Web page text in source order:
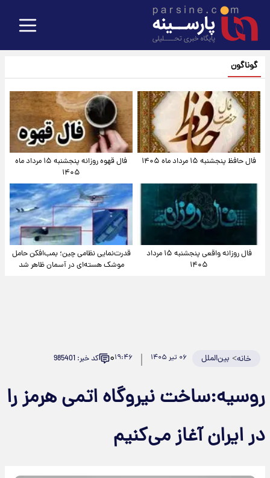
گوناگون
فال حافظ پنجشنبه ۱۵ مرداد ماه ۱۴۰۵
فال قهوه روزانه پنجشنبه ۱۵ مرداد ماه
۱۴۰۵
فال روزانه واقعی پنجشنبه ۱۵ مرداد
۱۴۰۵
قدرت‌نمایی نظامی چین؛ بمب‌افکن حامل
موشک هسته‌ای در آسمان ظاهر شد
خانه> بین‌الملل ۰۶ تیر ۱۴۰۵ ۱۹:۴۶۰ کد خبر: 985401
روسیه:ساخت نیروگاه اتمی هرمز را
در ایران آغاز می‌کنیم